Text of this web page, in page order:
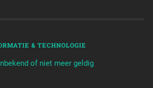
& TECHNOLOGIE
of niet meer geldig